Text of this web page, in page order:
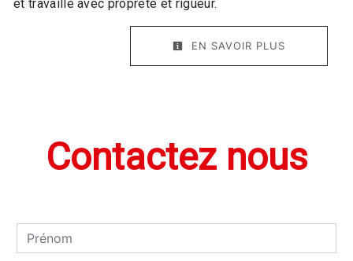
et travaille avec propreté et rigueur.
EN SAVOIR PLUS
Contactez nous